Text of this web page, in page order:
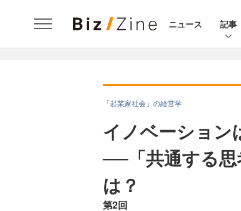
ニュース 記事
「起業家社会」の経営学
イノベーション
──「共通する思
は？
第2回